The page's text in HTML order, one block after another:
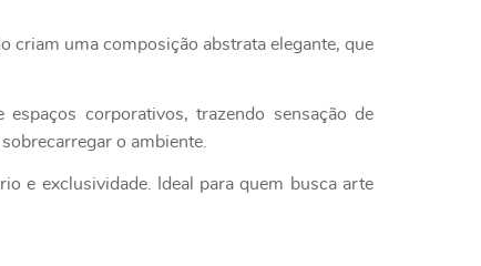
criam uma composição abstrata elegante, que
corporativos, trazendo sensação de
o ambiente.
e exclusividade. Ideal para quem busca arte